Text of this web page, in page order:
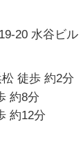
20 水谷ビル
徒歩 約2分
約8分
約12分